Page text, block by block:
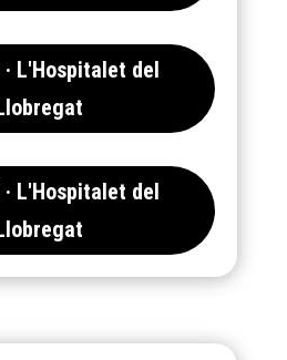
L'Hospitalet del
L'Hospitalet del